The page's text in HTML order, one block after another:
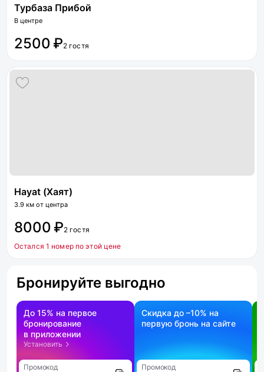
Турбаза Прибой
В центре
2500 ₽2 гостя
Hayat (Хаят)
3.9 км от центра
8000 ₽2 гостя
Остался 1 номер по этой цене
Бронируйте выгодно
До 15% на первое
бронирование
в приложении
Установить
Промокод
Скидка до –10% на
первую бронь на сайте
Промокод